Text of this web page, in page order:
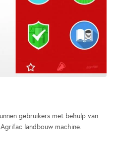
gebruikers met behulp van
landbouw machine.